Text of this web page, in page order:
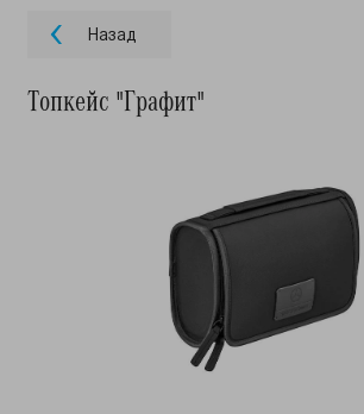
Назад
Топкейс "Графит"